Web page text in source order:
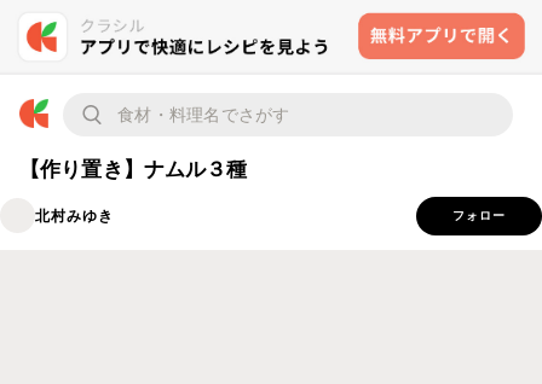
【作り置き】ナムル３種
北村みゆき フォロー